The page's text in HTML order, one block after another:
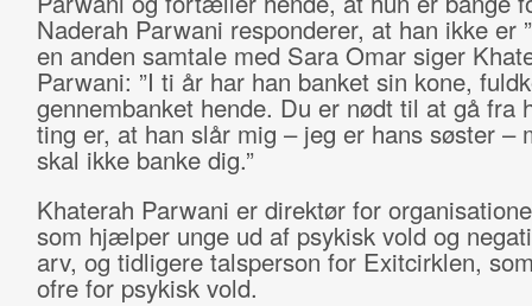
Naderah Parwani responderer, at han ikke er
en anden samtale med Sara Omar siger
Parwani: ”I ti år har han banket sin kone,
gennembanket hende. Du er nødt til at gå fra
ting er, at han slår mig – jeg er hans søster –
skal ikke banke dig.”
Khaterah Parwani er direktør for
som hjælper unge ud af psykisk vold og
arv, og tidligere talsperson for Exitcirklen,
ofre for psykisk vold.